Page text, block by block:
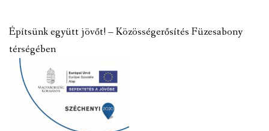
Építsünk együtt jövőt! – Közösségerősítés Füzesabony
térségében